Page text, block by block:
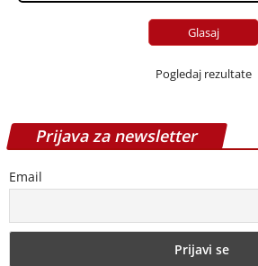
Pogledaj rezultate
Prijava za newsletter
Email